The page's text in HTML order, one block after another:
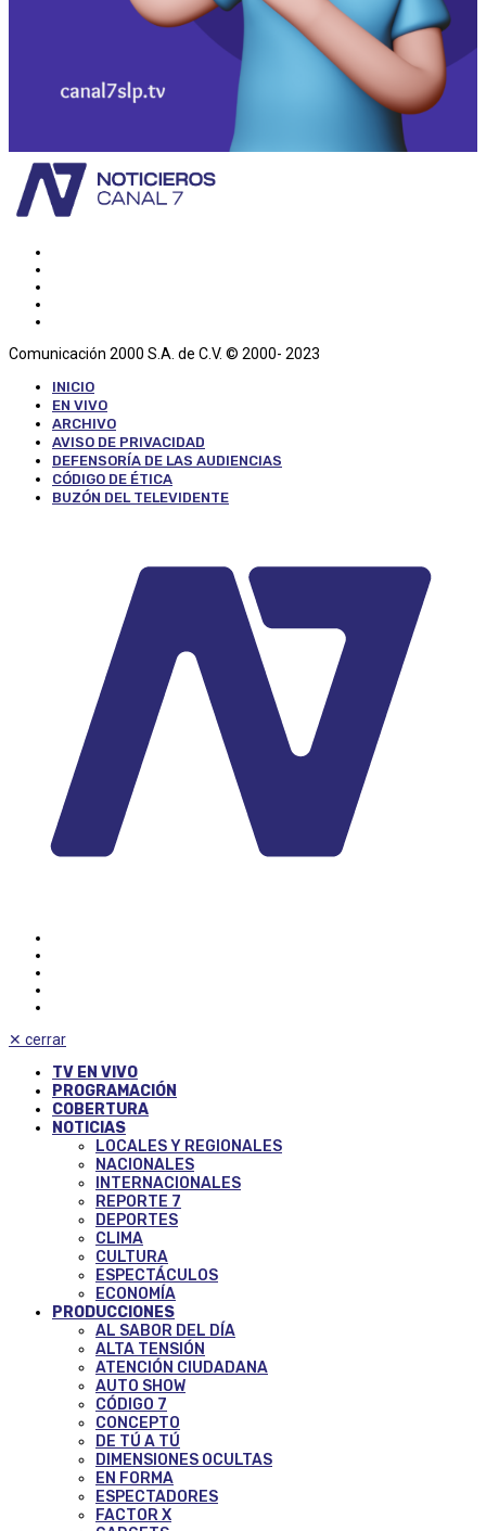
Comunicación 2000 S.A. de C.V. © 2000- 2023
INICIO
EN VIVO
ARCHIVO
AVISO DE PRIVACIDAD
DEFENSORÍA DE LAS AUDIENCIAS
CÓDIGO DE ÉTICA
BUZÓN DEL TELEVIDENTE
✕ cerrar
TV EN VIVO
PROGRAMACIÓN
COBERTURA
NOTICIAS
LOCALES Y REGIONALES
NACIONALES
INTERNACIONALES
REPORTE 7
DEPORTES
CLIMA
CULTURA
ESPECTÁCULOS
ECONOMÍA
PRODUCCIONES
AL SABOR DEL DÍA
ALTA TENSIÓN
ATENCIÓN CIUDADANA
AUTO SHOW
CÓDIGO 7
CONCEPTO
DE TÚ A TÚ
DIMENSIONES OCULTAS
EN FORMA
ESPECTADORES
FACTOR X